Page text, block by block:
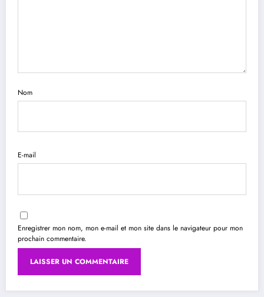
Nom
E-mail
Enregistrer mon nom, mon e-mail et mon site dans le navigateur pour mon
prochain commentaire.